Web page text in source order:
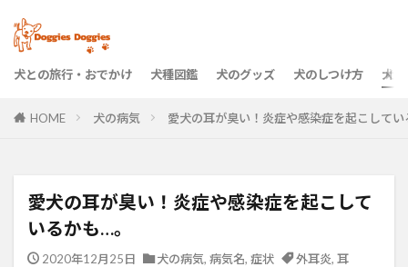
犬との旅行・おでかけ 犬種図鑑 犬のグッズ 犬のしつけ方 犬
HOME 犬の病気 愛犬の耳が臭い！炎症や感染症を起こして
愛犬の耳が臭い！炎症や感染症を起こして
いるかも…。
2020年12月25日 犬の病気, 病気名, 症状 外耳炎, 耳